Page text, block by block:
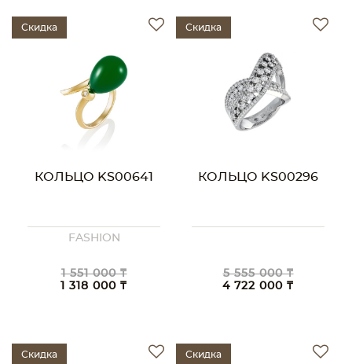
Скидка
КОЛЬЦО KS00641
FASHION
1 551 000 ₸
1 318 000 ₸
Скидка
КОЛЬЦО KS00296
5 555 000 ₸
4 722 000 ₸
Скидка Скидка